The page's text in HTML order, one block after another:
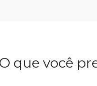
O que você